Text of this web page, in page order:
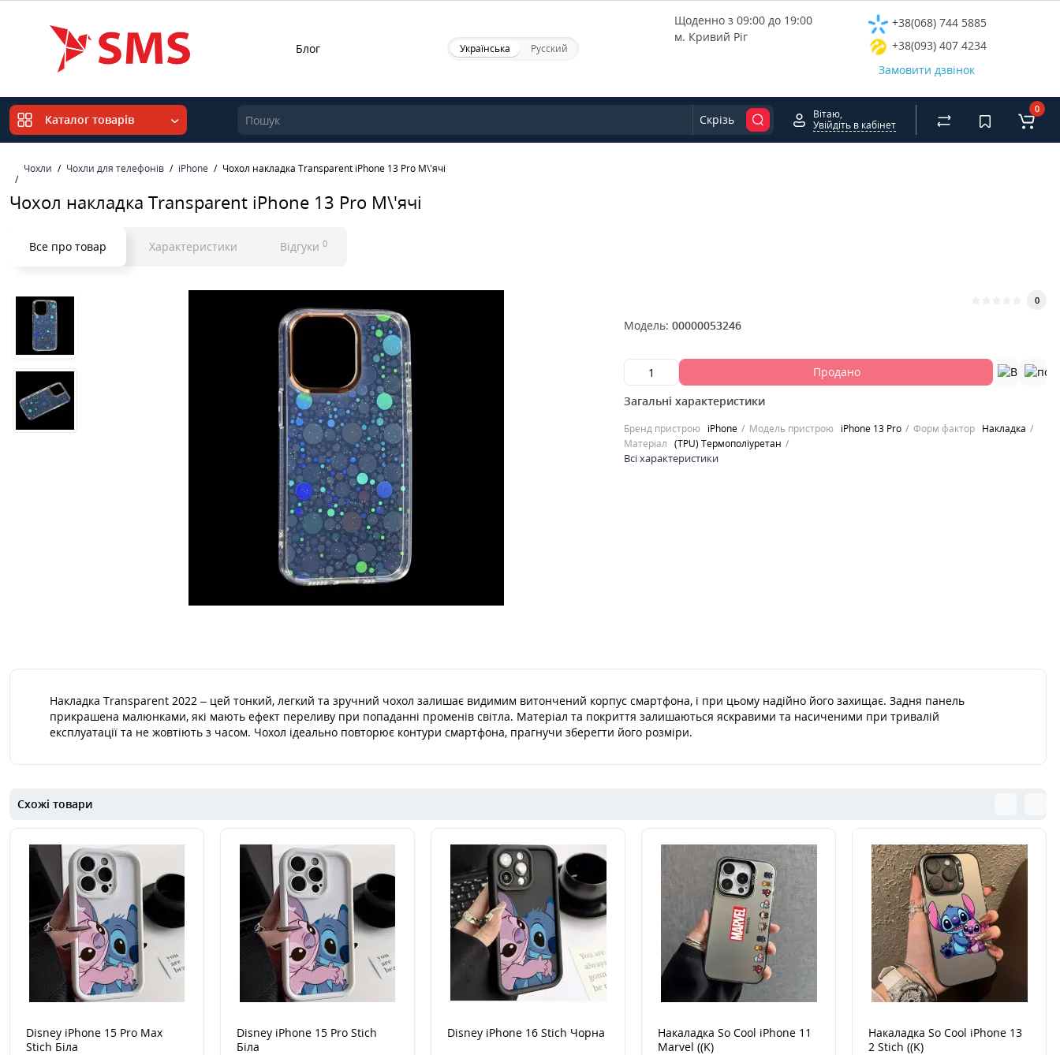
Блог Українська Русский
Щоденно з 09:00 до 19:00
м. Кривий Ріг
+38(068) 744 5885
+38(093) 407 4234
Замовити дзвінок
Каталог товарів Скрізь
Вітаю,
Увійдіть в кабінет
0
Чохли Чохли для телефонів iPhone Чохол накладка Transparent iPhone 13 Pro М\'ячі
Чохол накладка Transparent iPhone 13 Pro М\'ячі
Все про товар Характеристики Відгуки 0
0
Модель: 00000053246
Продано
Загальні характеристики
Бренд пристрою iPhone Модель пристрою iPhone 13 Pro Форм фактор
Накладка
Матеріал (TPU) Термополіуретан
Всі характеристики
Накладка Transparent 2022 – цей тонкий, легкий та зручний чохол залишає видимим витончений корпус смартфона, і при цьому надійно його захищає. Задня панель
прикрашена малюнками, які мають ефект переливу при попаданні променів світла. Матеріал та покриття залишаються яскравими та насиченими при тривалій
експлуатації та не жовтіють з часом. Чохол ідеально повторює контури смартфона, прагнучи зберегти його розміри.
Схожі товари
Disney iPhone 15 Pro Max
Stich Біла
Disney iPhone 15 Pro Stich
Біла
Disney iPhone 16 Stich Чорна
Накаладка So Cool iPhone 11
Marvel ((K)
Накаладка So Cool iPhone 13
2 Stich ((K)